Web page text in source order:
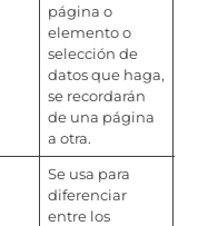
página o
elemento o
selección de
datos que haga,
se recordarán
de una página
a otra.
Se usa para
diferenciar
entre los